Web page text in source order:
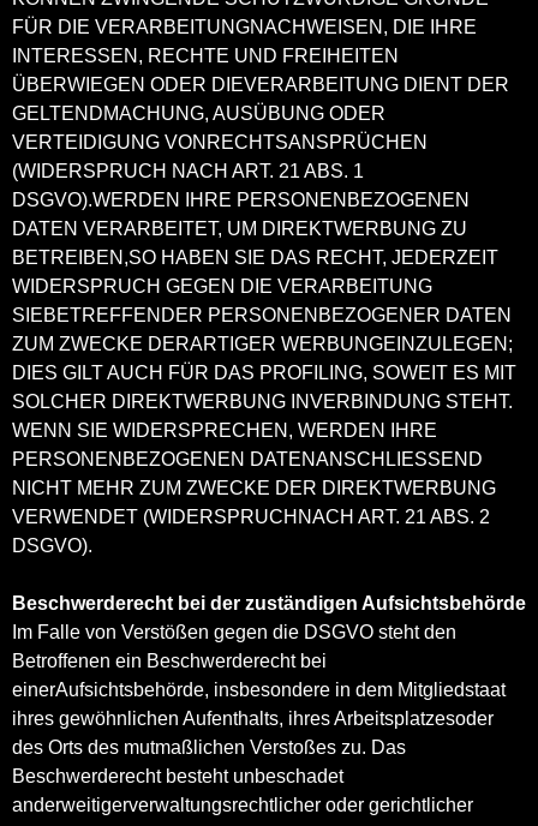
FÜR DIE VERARBEITUNGNACHWEISEN, DIE IHRE
INTERESSEN, RECHTE UND FREIHEITEN
ÜBERWIEGEN ODER DIEVERARBEITUNG DIENT DER
GELTENDMACHUNG, AUSÜBUNG ODER
VERTEIDIGUNG VONRECHTSANSPRÜCHEN
(WIDERSPRUCH NACH ART. 21 ABS. 1
DSGVO).WERDEN IHRE PERSONENBEZOGENEN
DATEN VERARBEITET, UM DIREKTWERBUNG ZU
BETREIBEN,SO HABEN SIE DAS RECHT, JEDERZEIT
WIDERSPRUCH GEGEN DIE VERARBEITUNG
SIEBETREFFENDER PERSONENBEZOGENER DATEN
ZUM ZWECKE DERARTIGER WERBUNGEINZULEGEN;
DIES GILT AUCH FÜR DAS PROFILING, SOWEIT ES MIT
SOLCHER DIREKTWERBUNG INVERBINDUNG STEHT.
WENN SIE WIDERSPRECHEN, WERDEN IHRE
PERSONENBEZOGENEN DATENANSCHLIESSEND
NICHT MEHR ZUM ZWECKE DER DIREKTWERBUNG
VERWENDET (WIDERSPRUCHNACH ART. 21 ABS. 2
DSGVO).
Beschwerderecht bei der zuständigen Aufsichtsbehörde
Im Falle von Verstößen gegen die DSGVO steht den
Betroffenen ein Beschwerderecht bei
einerAufsichtsbehörde, insbesondere in dem Mitgliedstaat
ihres gewöhnlichen Aufenthalts, ihres Arbeitsplatzesoder
des Orts des mutmaßlichen Verstoßes zu. Das
Beschwerderecht besteht unbeschadet
anderweitigerverwaltungsrechtlicher oder gerichtlicher